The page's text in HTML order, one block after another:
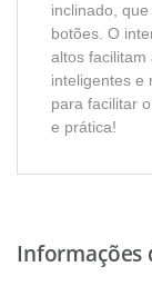
inclinado,
botões. O
altos facilitam
inteligentes e
para facilitar
e prática!